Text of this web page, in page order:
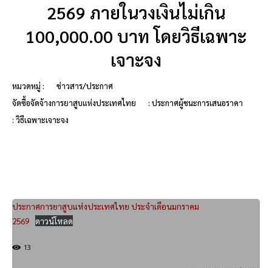
2569 ภายในวงเงินไม่เกิน
100,000.00 บาท โดยวิธีเฉพาะ
เจาะจง
หมวดหมู่ :
ข่าวสาร/ประกาศ
จัดซื้อจัดจ้างการยาสูบแห่งประเทศไทย
: ประกาศผู้ชนะการเสนอราคา
: วิธีเฉพาะเจาะจง
ประกาศการยาสูบแห่งประเทศไทย ประจำเดือนมกราคม
2569
ดาวน์โหลด
13